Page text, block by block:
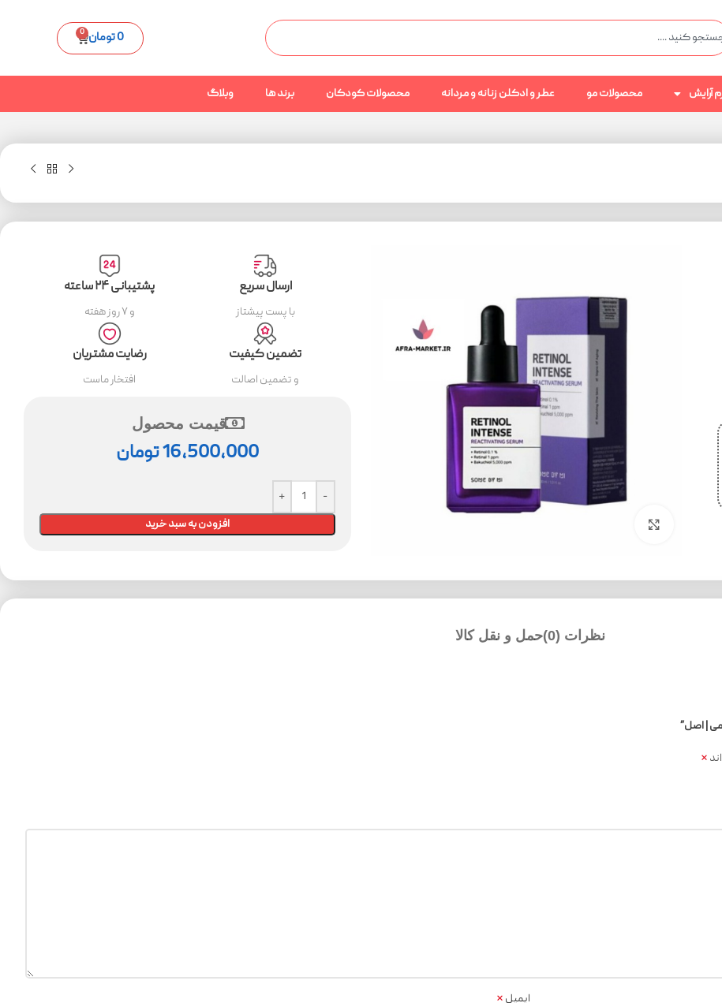
0تومان 0
آرایش محصولات مو عطر و ادکلن زنانه و مردانه محصولات کودکان برند ها وبلاگ
ارسال سریع
با پست پیشتاز
پشتیبانی ۲۴ ساعته
و ۷ روز هفته
تضمین کیفیت
و تضمین اصالت
رضایت مشتریان
افتخار ماست
قیمت محصول
16,500,000تومان
افزودن به سبد خرید
نظرات (0) حمل و نقل کالا
می | اصل”
*
ایمیل *